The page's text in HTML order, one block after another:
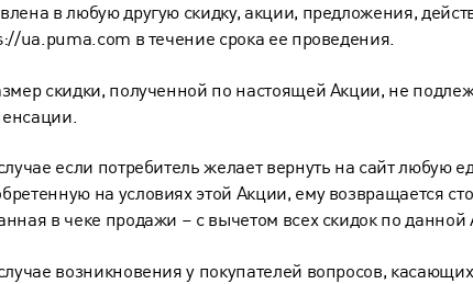
​​в любую другую скидку, акции, предложения,
ua.puma.com в течение срока ее проведения.
скидки, полученной по настоящей Акции, не
если потребитель желает вернуть на сайт любую
на условиях этой Акции, ему возвращается
в чеке продажи – с вычетом всех скидок по данной
возникновения у покупателей вопросов,